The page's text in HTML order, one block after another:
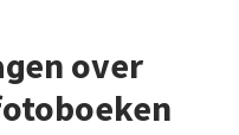
travel portfolio,
websites are
picture up close
over